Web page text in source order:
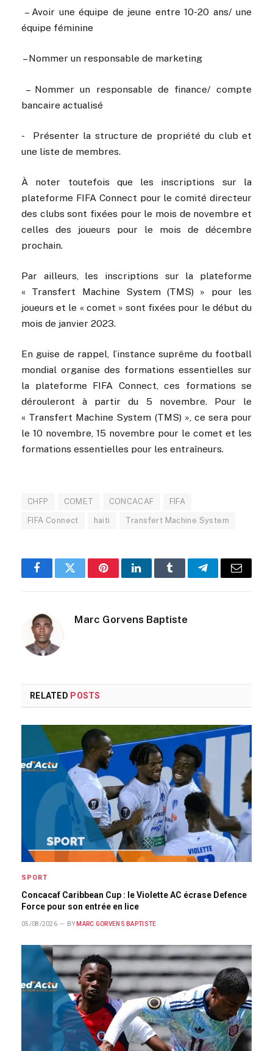
︎ – Avoir une équipe de jeune entre 10-20 ans/ une
équipe féminine
︎ – Nommer un responsable de marketing
︎ – Nommer un responsable de finance/ compte
bancaire actualisé
︎- Présenter la structure de propriété du club et
une liste de membres.
À noter toutefois que les inscriptions sur la
plateforme FIFA Connect pour le comité directeur
des clubs sont fixées pour le mois de novembre et
celles des joueurs pour le mois de décembre
prochain.
Par ailleurs, les inscriptions sur la plateforme
« Transfert Machine System (TMS) » pour les
joueurs et le « comet » sont fixées pour le début du
mois de janvier 2023.
En guise de rappel, l’instance suprême du football
mondial organise des formations essentielles sur
la plateforme FIFA Connect, ces formations se
dérouleront à partir du 5 novembre. Pour le
« Transfert Machine System (TMS) », ce sera pour
le 10 novembre, 15 novembre pour le comet et les
formations essentielles pour les entraîneurs.
CHFP COMET CONCACAF FIFA
FIFA Connect haiti Transfert Machine System
FacebookTwitterPinterestLinkedInTumblrTelegramEmail
Marc Gorvens Baptiste
RELATED POSTS
SPORT
Concacaf Caribbean Cup : le Violette AC écrase Defence
Force pour son entrée en lice
05/08/2026 BY MARC GORVENS BAPTISTE